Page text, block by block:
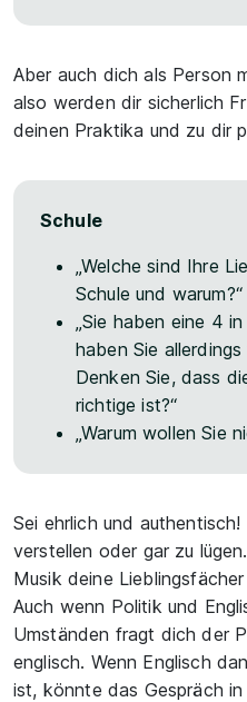
Aber auch dich als Person
also werden dir sicherlich
deinen Praktika und zu dir
Schule
„Welche sind Ihre
Schule und warum?“
„Sie haben eine 4
haben Sie
Denken Sie, dass
richtige ist?“
„Warum wollen Sie
Sei ehrlich und
verstellen oder gar zu
Musik deine
Auch wenn Politik und
Umständen fragt dich der
englisch. Wenn Englisch
ist, könnte das Gespräch in